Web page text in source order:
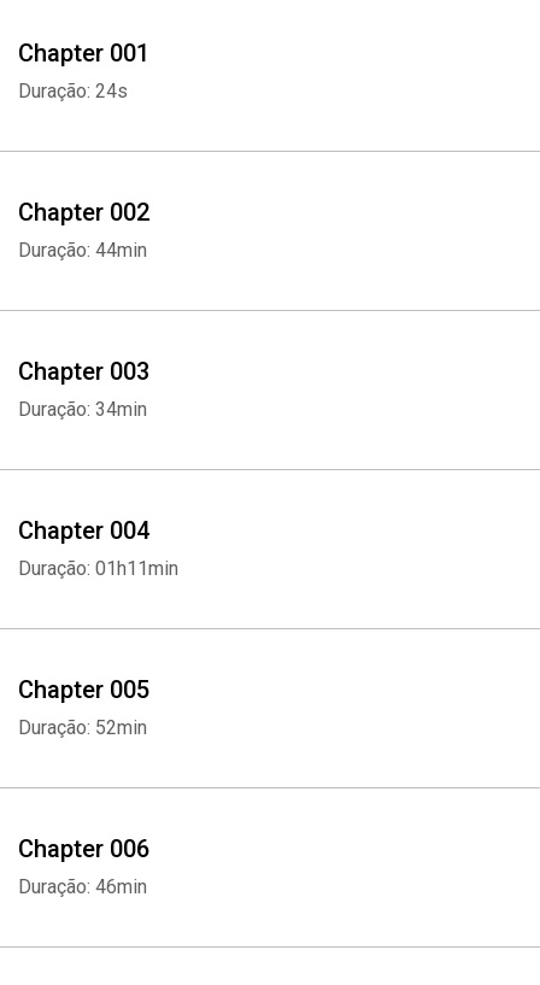
Chapter 001
Duração: 24s
Chapter 002
Duração: 44min
Chapter 003
Duração: 34min
Chapter 004
Duração: 01h11min
Chapter 005
Duração: 52min
Chapter 006
Duração: 46min